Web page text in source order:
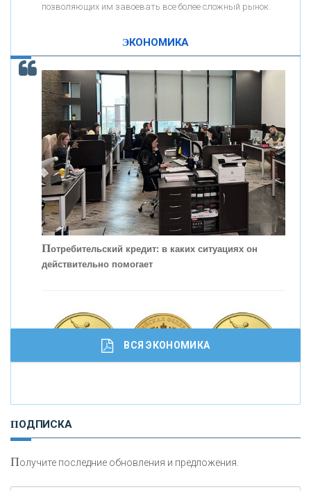
ОНАС
КОНТАКТЫ
К ак Система быстрых платежей за пять лет
позволяющих им завоевать все более сложный рынок.
ЭКОНОМИКА
Потребительский кредит: в каких ситуациях он
действительно помогает
И
сохранения и увеличения капитала
ВСЯ ЭКОНОМИКА
ПОДПИСКА
Получите последние обновления и предложения.